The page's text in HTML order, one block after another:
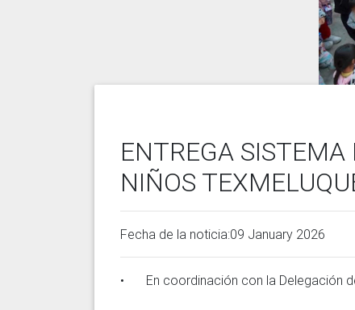
ENTREGA
NIÑOS
Fecha de la noticia:09 January 2026
•	En coordinación con la Delegación del Sistema Estatal DIF se llevó a cabo la entrega de juguetes en juntas auxiliares